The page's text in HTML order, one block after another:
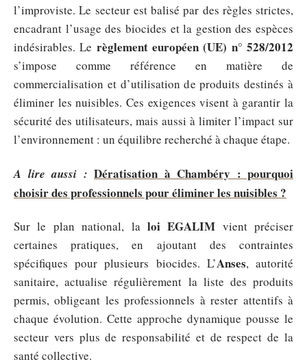
l’improviste. Le secteur est balisé par des règles strictes,
encadrant l’usage des biocides et la gestion des espèces
indésirables. Le règlement européen (UE) n° 528/2012
s’impose comme référence en matière de
commercialisation et d’utilisation de produits destinés à
éliminer les nuisibles. Ces exigences visent à garantir la
sécurité des utilisateurs, mais aussi à limiter l’impact sur
l’environnement : un équilibre recherché à chaque étape.
A lire aussi : Dératisation à Chambéry : pourquoi
choisir des professionnels pour éliminer les nuisibles ?
Sur le plan national, la loi EGALIM vient préciser
certaines pratiques, en ajoutant des contraintes
spécifiques pour plusieurs biocides. L’Anses, autorité
sanitaire, actualise régulièrement la liste des produits
permis, obligeant les professionnels à rester attentifs à
chaque évolution. Cette approche dynamique pousse le
secteur vers plus de responsabilité et de respect de la
santé collective.